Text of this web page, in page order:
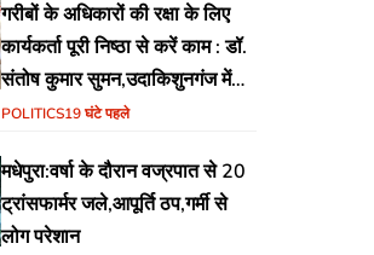
गरीबों के अधिकारों की रक्षा के लिए
कार्यकर्ता पूरी निष्ठा से करें काम : डॉ.
संतोष कुमार सुमन,उदाकिशुनगंज में
हिंदुस्तानी आवाम मोर्चा के गरीब चौपाल
विभिन्न मुद्दों पर हुई चर्चा
POLITICS19 घंटे पहले
मधेपुरा:वर्षा के दौरान वज्रपात से 20
ट्रांसफार्मर जले,आपूर्ति ठप,गर्मी से
लोग परेशान